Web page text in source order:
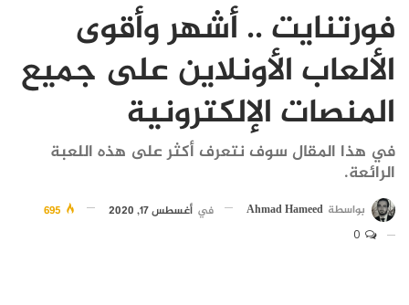
فورتنايت .. أشهر وأقوى
الألعاب الأونلاين على جميع
المنصات الإلكترونية
في هذا المقال سوف نتعرف أكثر على هذه اللعبة
الرائعة.
بواسطة Ahmad Hameed في أغسطس 17, 2020